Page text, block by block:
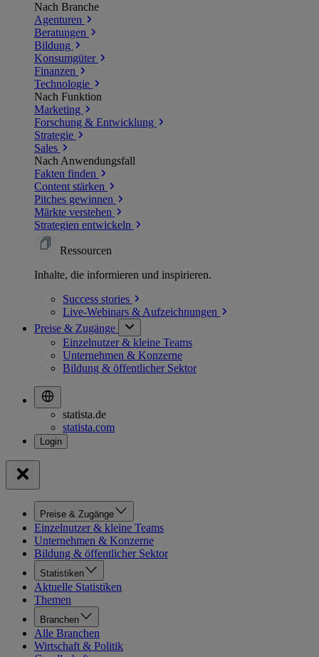
Nach Branche
Agenturen
Beratungen
Bildung
Konsumgüter
Finanzen
Technologie
Nach Funktion
Marketing
Forschung & Entwicklung
Strategie
Sales
Nach Anwendungsfall
Fakten finden
Content stärken
Pitches gewinnen
Märkte verstehen
Strategien entwickeln
Ressourcen
Inhalte, die informieren und inspirieren.
Success stories
Live-Webinars & Aufzeichnungen
Preise & Zugänge
Einzelnutzer & kleine Teams
Unternehmen & Konzerne
Bildung & öffentlicher Sektor
statista.de
statista.com
Preise & Zugänge
Einzelnutzer & kleine Teams
Unternehmen & Konzerne
Bildung & öffentlicher Sektor
Statistiken
Aktuelle Statistiken
Themen
Branchen
Alle Branchen
Wirtschaft & Politik